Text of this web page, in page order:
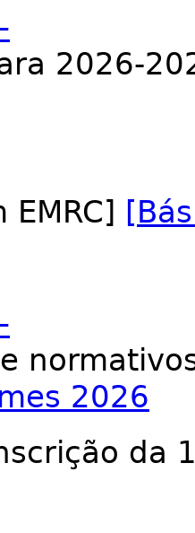
2026-
2026
da